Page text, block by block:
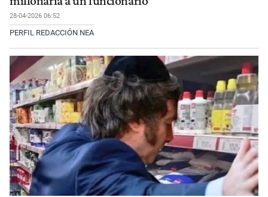
28-04-2026 06:52
PERFIL REDACCIÓN NEA